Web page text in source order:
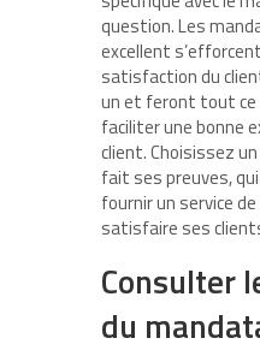
question. Les
excellent
satisfaction du
un et feront tout ce
faciliter une bonne
client. Choisissez
fait ses preuves,
fournir un service
satisfaire ses
Consulter
du